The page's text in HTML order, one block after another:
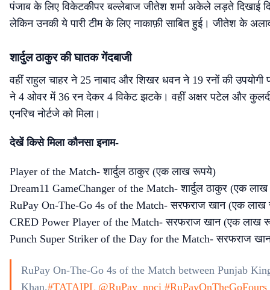
पंजाब के लिए विकेटकीपर बल्लेबाज जीतेश शर्मा अकेले लड़ते दिखाई
लेकिन उनकी ये पारी टीम के लिए नाकाफ़ी साबित हुई। जीतेश के
शार्दुल ठाकुर की घातक गेंदबाजी
वहीं राहुल चाहर ने 25 नाबाद और शिखर धवन ने 19 रनों की
ने 4 ओवर में 36 रन देकर 4 विकेट झटके। वहीं अक्षर पटेल और
एनरिच नोर्टजे को मिला।
देखें किसे मिला कौनसा इनाम-
Player of the Match- शार्दुल ठाकुर (एक लाख रूपये)
Dream11 GameChanger of the Match- शार्दुल ठाकुर (एक
RuPay On-The-Go 4s of the Match- सरफराज खान (एक
CRED Power Player of the Match- सरफराज खान (एक लाख
Punch Super Striker of the Day for the Match- सरफराज
RuPay On-The-Go 4s of the Match between Punjab
Khan.#TATAIPL @RuPay_npci #RuPayOnTheGoFours